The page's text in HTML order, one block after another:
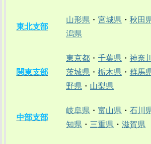
東北支部
山形県 ・ 宮城県 ・ 秋田
潟県
関東支部
東京都 ・ 千葉県 ・ 神奈
茨城県 ・ 栃木県 ・ 群馬
野県 ・ 山梨県
中部支部
岐阜県 ・ 富山県 ・ 石川
知県 ・ 三重県 ・ 滋賀県